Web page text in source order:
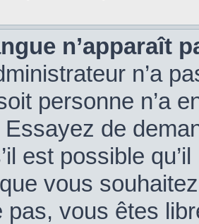
n’apparaît
n’a
personne n’a
Essayez de
est possible
vous
pas, vous êtes